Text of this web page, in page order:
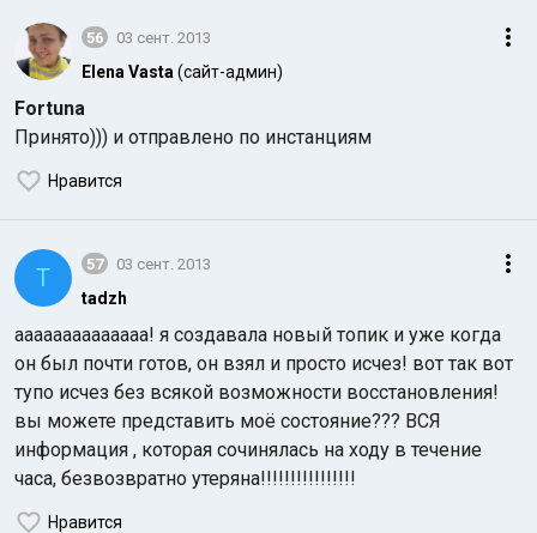
56 03 сент. 2013
Elena Vasta (сайт-админ)
Fortuna
Принято))) и отправлено по инстанциям
Нравится
T 57 03 сент. 2013
tadzh
аааааааааааааа! я создавала новый топик и уже когда
он был почти готов, он взял и просто исчез! вот так вот
тупо исчез без всякой возможности восстановления!
вы можете представить моё состояние??? ВСЯ
информация , которая сочинялась на ходу в течение
часа, безвозвратно утеряна!!!!!!!!!!!!!!!!
Нравится